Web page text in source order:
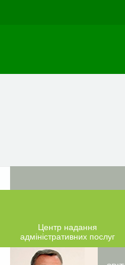
Центр надання
адміністративних послуг